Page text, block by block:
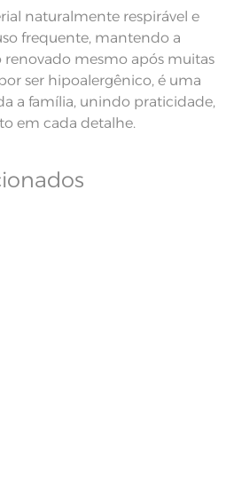
naturalmente respirável e
frequente, mantendo a
renovado mesmo após muitas
ser hipoalergênico, é uma
a família, unindo praticidade,
em cada detalhe.